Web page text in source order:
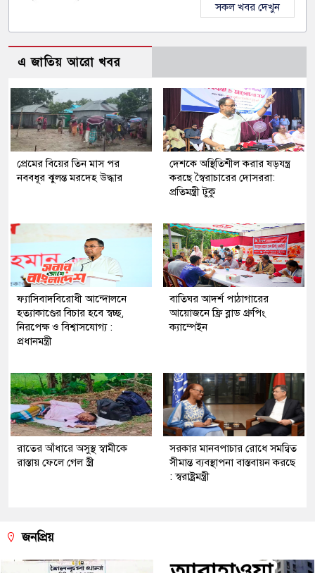
সকল খবর দেখুন
এ জাতিয় আরো খবর
প্রেমের বিয়ের তিন মাস পর
নববধূর ঝুলন্ত মরদেহ উদ্ধার
দেশকে অস্থিতিশীল করার ষড়যন্ত্র
করছে স্বৈরাচারের দোসররা:
প্রতিমন্ত্রী টুকু
ফ্যাসিবাদবিরোধী আন্দোলনে
হত্যাকাণ্ডের বিচার হবে স্বচ্ছ,
নিরপেক্ষ ও বিশ্বাসযোগ্য :
প্রধানমন্ত্রী
বাতিঘর আদর্শ পাঠাগারের
আয়োজনে ফ্রি ব্লাড গ্রুপিং
ক্যাম্পেইন
রাতের আঁধারে অসুস্থ স্বামীকে
রাস্তায় ফেলে গেল স্ত্রী
সরকার মানবপাচার রোধে সমন্বিত
সীমান্ত ব্যবস্থাপনা বাস্তবায়ন করছে
: স্বরাষ্ট্রমন্ত্রী
জনপ্রিয়